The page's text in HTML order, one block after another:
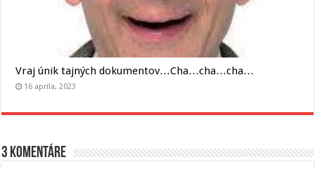
Vraj únik tajných dokumentov…Cha…cha…cha…
16 apríla, 2023
3 komentáre